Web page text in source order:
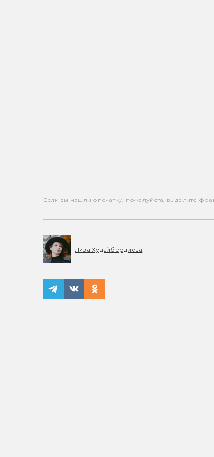
Если вы нашли опечатку, пожалуйста, выделите
Лиза Худайбердиева